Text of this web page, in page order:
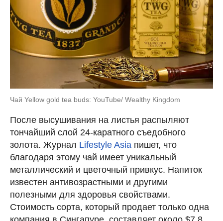
Чай Yellow gold tea buds: YouTube/ Wealthy Kingdom
После высушивания на листья распыляют
тончайший слой 24-каратного съедобного
золота. Журнал Lifestyle Asia пишет, что
благодаря этому чай имеет уникальный
металлический и цветочный привкус. Напиток
известен антивозрастными и другими
полезными для здоровья свойствами.
Стоимость сорта, который продает только одна